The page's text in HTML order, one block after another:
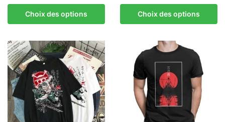
Choix des options Choix des options